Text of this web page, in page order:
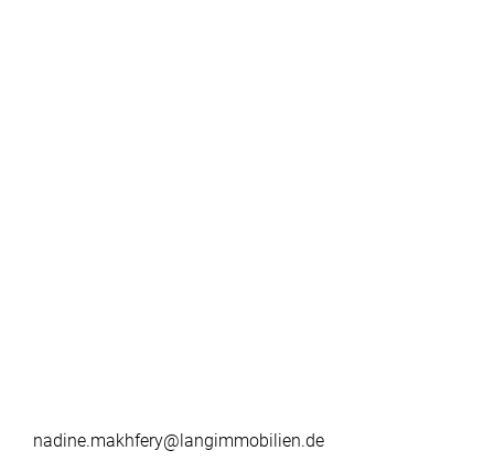
nadine.makhfery@langimmobilien.de